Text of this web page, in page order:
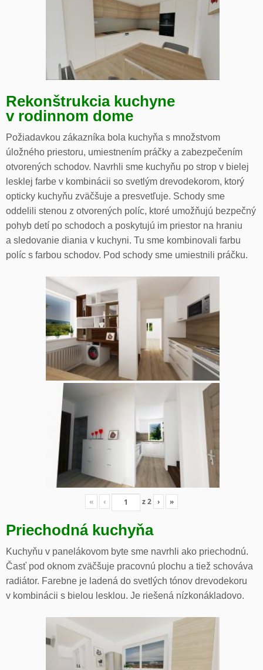
Rekonštrukcia kuchyne
v rodinnom dome
Požiadavkou zákazníka bola kuchyňa s množstvom
úložného priestoru, umiestnením práčky a zabezpečením
otvorených schodov. Navrhli sme kuchyňu po strop v bielej
lesklej farbe v kombinácii so svetlým drevodekorom, ktorý
opticky kuchyňu zväčšuje a presvetľuje. Schody sme
oddelili stenou z otvorených políc, ktoré umožňujú bezpečný
pohyb detí po schodoch a poskytujú im priestor na hraniu
a sledovanie diania v kuchyni. Tu sme kombinovali farbu
políc s farbou schodov. Pod schody sme umiestnili práčku.
« ‹ z2 › »
Priechodná kuchyňa
Kuchyňu v panelákovom byte sme navrhli ako priechodnú.
Časť pod oknom zväčšuje pracovnú plochu a tiež schováva
radiátor. Farebne je ladená do svetlých tónov drevodekoru
v kombinácii s bielou lesklou. Je riešená nízkonákladovo.